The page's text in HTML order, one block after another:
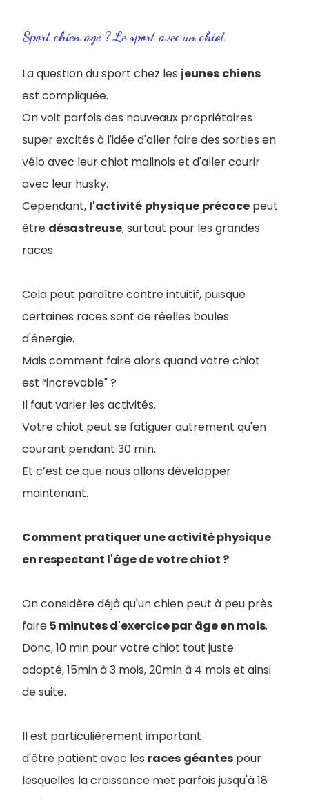
Sport chien age ? Le sport avec un chiot
La question du sport chez les jeunes chiens
est compliquée.
On voit parfois des nouveaux propriétaires
super excités à l'idée d'aller faire des sorties en
vélo avec leur chiot malinois et d'aller courir
avec leur husky.
Cependant, l'activité physique précoce peut
être désastreuse, surtout pour les grandes
races.
Cela peut paraître contre intuitif, puisque
certaines races sont de réelles boules
d'énergie.
Mais comment faire alors quand votre chiot
est “increvable" ?
Il faut varier les activités.
Votre chiot peut se fatiguer autrement qu'en
courant pendant 30 min.
Et c’est ce que nous allons développer
maintenant.
Comment pratiquer une activité physique
en respectant l'âge de votre chiot ?
On considère déjà qu'un chien peut à peu près
faire 5 minutes d'exercice par âge en mois.
Donc, 10 min pour votre chiot tout juste
adopté, 15min à 3 mois, 20min à 4 mois et ainsi
de suite.
Il est particulièrement important
d'être patient avec les races géantes pour
lesquelles la croissance met parfois jusqu'à 18